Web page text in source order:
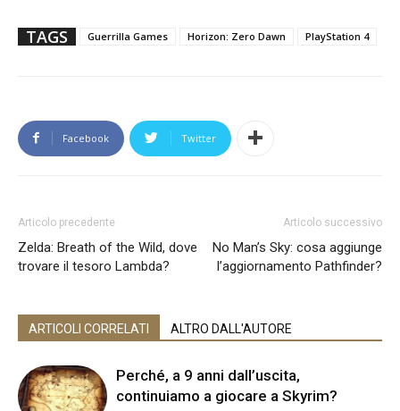
TAGS Guerrilla Games Horizon: Zero Dawn PlayStation 4
Facebook Twitter
Articolo precedente
Zelda: Breath of the Wild, dove
trovare il tesoro Lambda?
Articolo successivo
No Man’s Sky: cosa aggiunge
l’aggiornamento Pathfinder?
ARTICOLI CORRELATI ALTRO DALL'AUTORE
Perché, a 9 anni dall’uscita,
continuiamo a giocare a Skyrim?